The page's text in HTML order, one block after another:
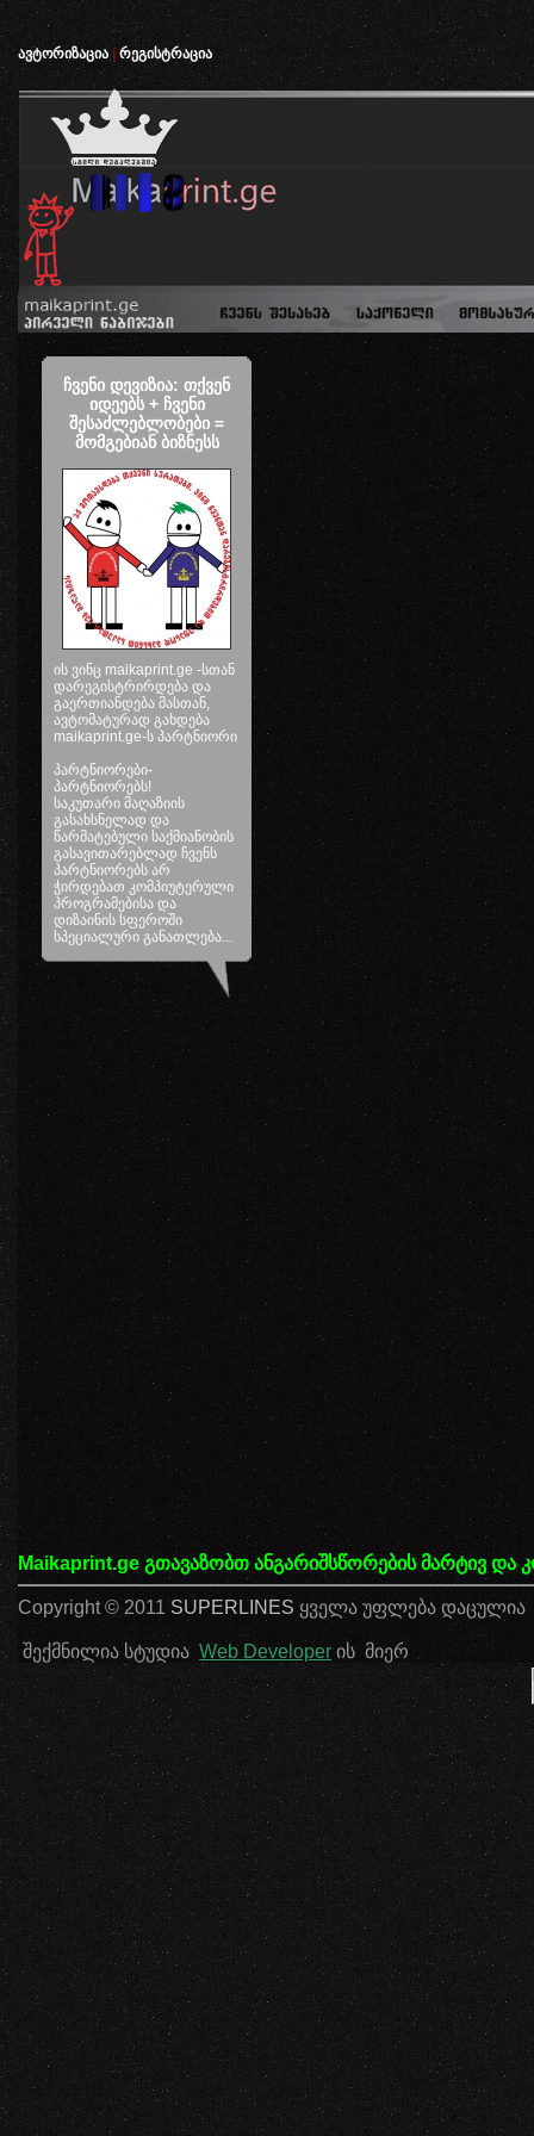
ავტორიზაცია რეგისტრაცია
ჩვენი დევიზია: თქვენ
იდეებს + ჩვენი
შესაძლებლობები =
მომგებიან ბიზნესს
ის ვინც maikaprint.ge -სთან
დარეგისტრირდება და
გაერთიანდება მასთან,
ავტომატურად გახდება
maikaprint.ge-ს პარტნიორი
პარტნიორები-
პარტნიორებს!
საკუთარი მაღაზიის
გასახსნელად და
წარმატებული საქმიანობის
გასავითარებლად ჩვენს
პარტნიორებს არ
ჭირდებათ კომპიუტერული
პროგრამებისა და
დიზაინის სფეროში
სპეციალური განათლება...
Maikaprint.ge გთავაზობთ ანგარიშსწორების მარტივ და
Copyright © 2011 SUPERLINES ყველა უფლება დაცულია
შექმნილია სტუდია Web Developer ის მიერ